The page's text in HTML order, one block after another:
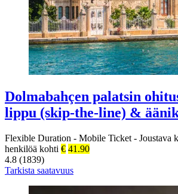
Dolmabahçen palatsin
lippu (skip-the-line) &
Flexible Duration - Mobile Ticket - Joustava
henkilöä kohti € 41.90
4.8 (1839)
Tarkista saatavuus